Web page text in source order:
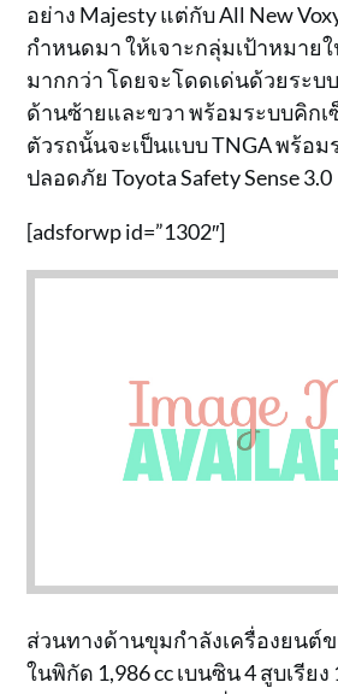
อย่าง Majesty แต่กับ All New
กำหนดมา ให้เจาะกลุ่มเป้าหมาย
มากกว่า โดยจะโดดเด่นด้วยระบ
ด้านซ้ายและขวา พร้อมระบบคิกเ
ตัวรถนั้นจะเป็นแบบ TNGA พร้อม
ปลอดภัย Toyota Safety Sense 3.0
[adsforwp id=”1302″]
ส่วนทางด้านขุมกำลังเครื่องยนต์
ในพิกัด 1,986 cc เบนซิน 4 สูบเรียง